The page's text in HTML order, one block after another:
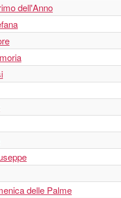
dell'Anno
delle Palme